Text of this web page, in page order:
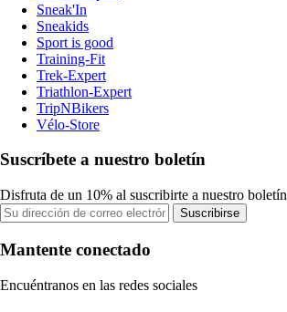
Sneak'In
Sneakids
Sport is good
Training-Fit
Trek-Expert
Triathlon-Expert
TripNBikers
Vélo-Store
Suscríbete a nuestro boletín
Disfruta de un 10% al suscribirte a nuestro boletín
Suscribirse
Mantente conectado
Encuéntranos en las redes sociales